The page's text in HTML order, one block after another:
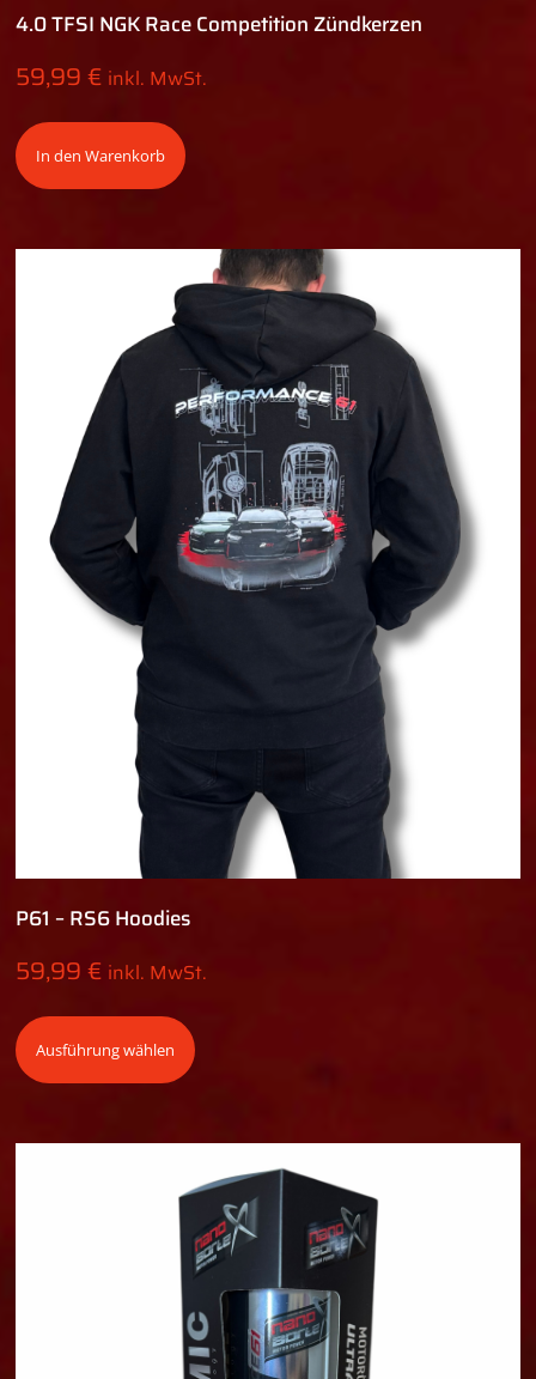
4.0 TFSI NGK Race Competition Zündkerzen
59,99€ inkl. MwSt.
In den Warenkorb
P61 – RS6 Hoodies
59,99€ inkl. MwSt.
Ausführung wählen